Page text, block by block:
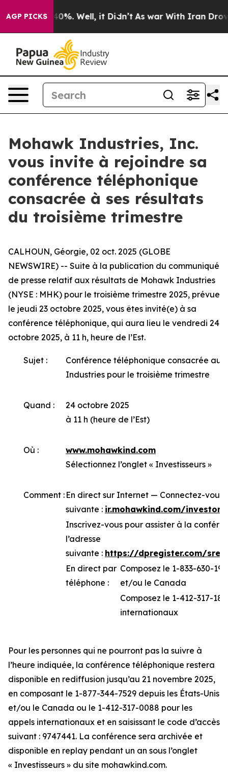
AGP PICKS40%. Well, it Didn’t As war With Iran Drove
Mohawk Industries, Inc.
vous invite à rejoindre sa
conférence téléphonique
consacrée à ses résultats
du troisième trimestre
CALHOUN, Géorgie, 02 oct. 2025 (GLOBE
NEWSWIRE) -- Suite à la publication du communiqué
de presse relatif aux résultats de Mohawk Industries
(NYSE : MHK) pour le troisième trimestre 2025, prévue
le jeudi 23 octobre 2025, vous êtes invité(e) à sa
conférence téléphonique, qui aura lieu le vendredi 24
octobre 2025, à 11 h, heure de l’Est.
Sujet :
Conférence téléphonique consacrée
Industries pour le troisième trimestre
Quand :
24 octobre 2025
à 11 h (heure de l’Est)
Où :
www.mohawkind.com
Sélectionnez l’onglet « Investisseurs »
Comment : En direct sur Internet — Connectez-vous
suivante : ir.mohawkind.com/investor-
Inscrivez-vous pour assister à la
l’adresse
suivante : https://dpregister.com/
En direct par
téléphone :
Composez le 1-833-630-
et/ou le Canada
Composez le 1-412-317-
internationaux
Pour les personnes qui ne pourront pas la suivre à
l’heure indiquée, la conférence téléphonique restera
disponible en rediffusion jusqu’au 21 novembre 2025,
en composant le 1-877-344-7529 depuis les États-Unis
et/ou le Canada ou le 1-412-317-0088 pour les
appels internationaux et en saisissant le code d’accès
suivant : 9747441. La conférence sera archivée et
disponible en replay pendant un an sous l’onglet
« Investisseurs » du site mohawkind.com.